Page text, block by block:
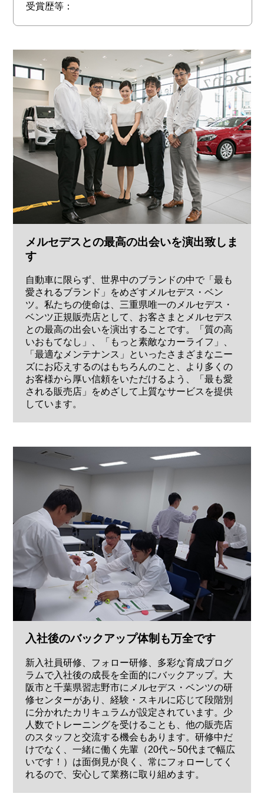
受賞歴等：
メルセデスとの最高の出会いを演出致しま
す
自動車に限らず、世界中のブランドの中で「最も
愛されるブランド」をめざすメルセデス・ベン
ツ。私たちの使命は、三重県唯一のメルセデス・
ベンツ正規販売店として、お客さまとメルセデス
との最高の出会いを演出することです。「質の高
いおもてなし」、「もっと素敵なカーライフ」、
「最適なメンテナンス」といったさまざまなニー
ズにお応えするのはもちろんのこと、より多くの
お客様から厚い信頼をいただけるよう、「最も愛
される販売店」をめざして上質なサービスを提供
しています。
入社後のバックアップ体制も万全です
新入社員研修、フォロー研修、多彩な育成プログ
ラムで入社後の成長を全面的にバックアップ。大
阪市と千葉県習志野市にメルセデス・ベンツの研
修センターがあり、経験・スキルに応じて段階別
に分かれたカリキュラムが設定されています。少
人数でトレーニングを受けることも、他の販売店
のスタッフと交流する機会もあります。研修中だ
けでなく、一緒に働く先輩（20代～50代まで幅広
いです！）は面倒見が良く、常にフォローしてく
れるので、安心して業務に取り組めます。